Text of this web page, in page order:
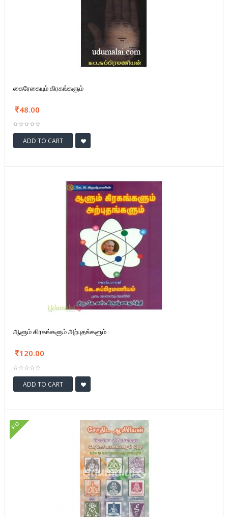
கைரேகையும் கிரகங்களும்
48.00
ADD TO CART
ஆளும் கிரகங்களும் அற்புதங்களும்
120.00
ADD TO CART
FD